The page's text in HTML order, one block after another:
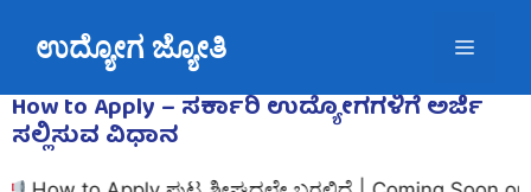
ಉದ್ಯೋಗ ಜ್ಯೋತಿ Menu
How to Apply – ಸರ್ಕಾರಿ ಉದ್ಯೋಗಗಳಿಗೆ ಅರ್ಜಿ
ಸಲ್ಲಿಸುವ ವಿಧಾನ